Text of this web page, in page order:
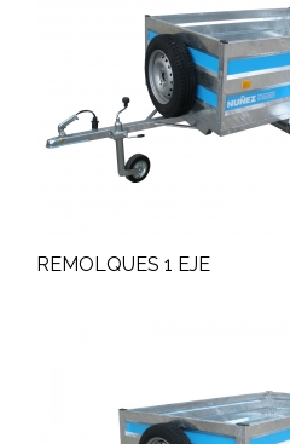
REMOLQUES 1 EJE